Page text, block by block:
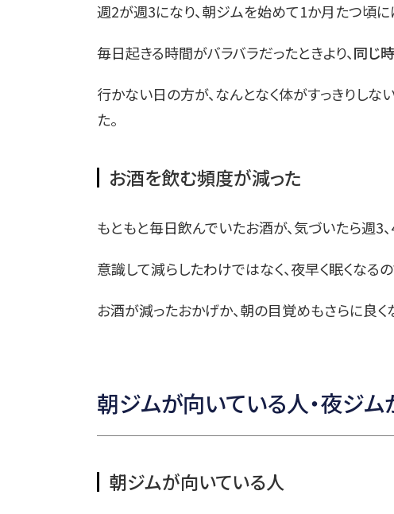
週2が週3になり、朝ジムを始めて1か月たつ頃に
毎日起きる時間がバラバラだったときより、同じ
行かない日の方が、なんとなく体がすっきりしな
た。
お酒を飲む頻度が減った
もともと毎日飲んでいたお酒が、気づいたら週3、
意識して減らしたわけではなく、夜早く眠くなる
お酒が減ったおかげか、朝の目覚めもさらに良く
朝ジムが向いている人・夜ジ
朝ジムが向いている人